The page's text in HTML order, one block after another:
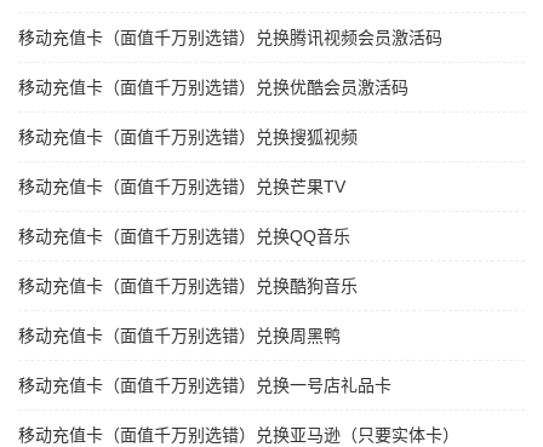
移动充值卡（面值千万别选错）兑换腾讯视频会员激活码
移动充值卡（面值千万别选错）兑换优酷会员激活码
移动充值卡（面值千万别选错）兑换搜狐视频
移动充值卡（面值千万别选错）兑换芒果TV
移动充值卡（面值千万别选错）兑换QQ音乐
移动充值卡（面值千万别选错）兑换酷狗音乐
移动充值卡（面值千万别选错）兑换周黑鸭
移动充值卡（面值千万别选错）兑换一号店礼品卡
移动充值卡（面值千万别选错）兑换亚马逊（只要实体卡）